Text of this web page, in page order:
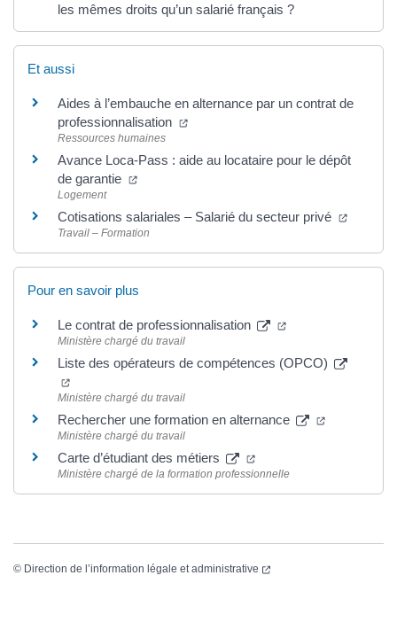
les mêmes droits qu’un salarié français ?
Et aussi
Aides à l’embauche en alternance par un contrat de
professionnalisation
Ressources humaines
Avance Loca-Pass : aide au locataire pour le dépôt
de garantie
Logement
Cotisations salariales – Salarié du secteur privé
Travail – Formation
Pour en savoir plus
Le contrat de professionnalisation
Ministère chargé du travail
Liste des opérateurs de compétences (OPCO)
Ministère chargé du travail
Rechercher une formation en alternance
Ministère chargé du travail
Carte d’étudiant des métiers
Ministère chargé de la formation professionnelle
© Direction de l’information légale et administrative